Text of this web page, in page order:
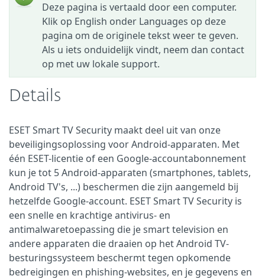
Deze pagina is vertaald door een computer.
Klik op English onder Languages op deze
pagina om de originele tekst weer te geven.
Als u iets onduidelijk vindt, neem dan contact
op met uw lokale support.
Details
ESET Smart TV Security maakt deel uit van onze
beveiligingsoplossing voor Android-apparaten. Met
één ESET-licentie of een Google-accountabonnement
kun je tot 5 Android-apparaten (smartphones, tablets,
Android TV's, ...) beschermen die zijn aangemeld bij
hetzelfde Google-account. ESET Smart TV Security is
een snelle en krachtige antivirus- en
antimalwaretoepassing die je smart television en
andere apparaten die draaien op het Android TV-
besturingssysteem beschermt tegen opkomende
bedreigingen en phishing-websites, en je gegevens en